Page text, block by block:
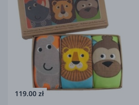
materiałem oddychającym,
nie wywołuje alergii i podrażnień,
bardziej wytrzymała niż zwykła
czyszczona chemicznie.
Pranie:
można prać w pralce
temperatura prania max. do 30 st. C.
119.00 zł